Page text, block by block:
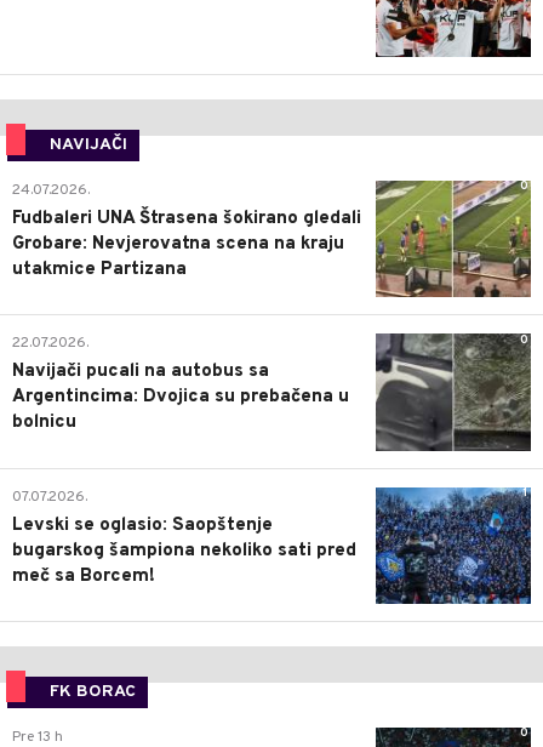
NAVIJAČI
0
24.07.2026.
Fudbaleri UNA Štrasena šokirano gledali
Grobare: Nevjerovatna scena na kraju
utakmice Partizana
0
22.07.2026.
Navijači pucali na autobus sa
Argentincima: Dvojica su prebačena u
bolnicu
1
07.07.2026.
Levski se oglasio: Saopštenje
bugarskog šampiona nekoliko sati pred
meč sa Borcem!
FK BORAC
0
Pre 13 h